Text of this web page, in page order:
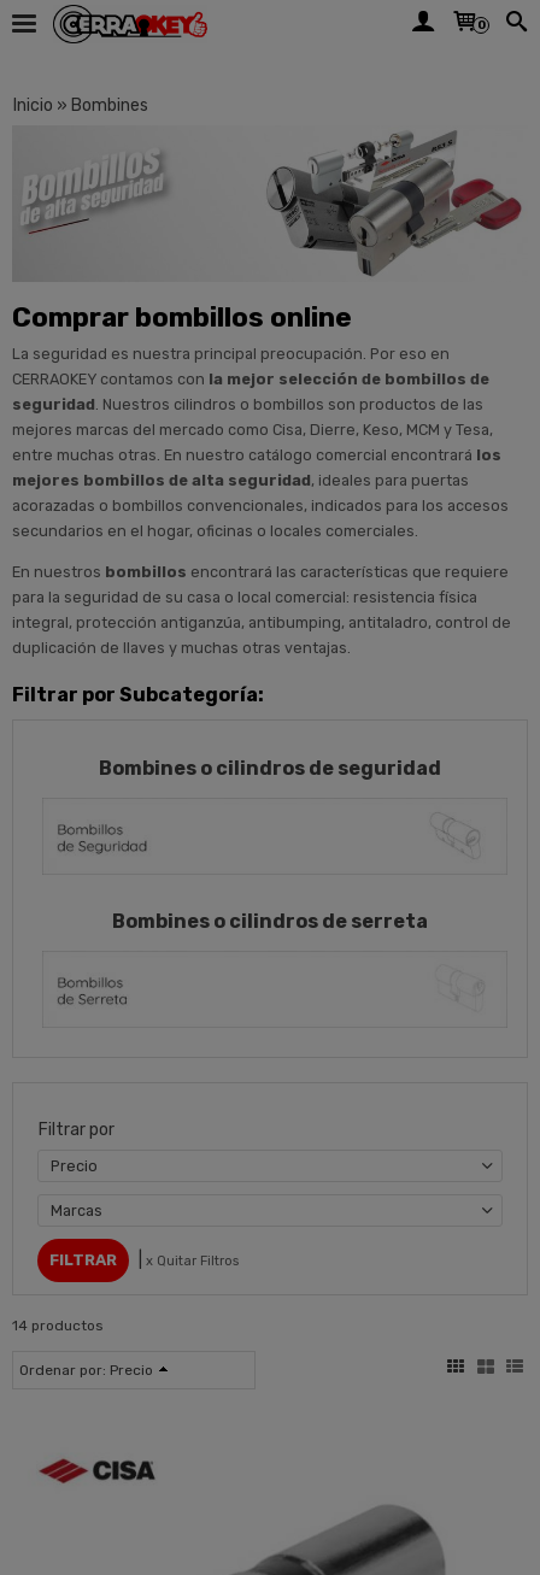
0
Inicio » Bombines
Comprar bombillos online
La seguridad es nuestra principal preocupación. Por eso en
CERRAOKEY contamos con la mejor selección de bombillos de
seguridad. Nuestros cilindros o bombillos son productos de las
mejores marcas del mercado como Cisa, Dierre, Keso, MCM y Tesa,
entre muchas otras. En nuestro catálogo comercial encontrará los
mejores bombillos de alta seguridad, ideales para puertas
acorazadas o bombillos convencionales, indicados para los accesos
secundarios en el hogar, oficinas o locales comerciales.
En nuestros bombillos encontrará las características que requiere
para la seguridad de su casa o local comercial: resistencia física
integral, protección antiganzúa, antibumping, antitaladro, control de
duplicación de llaves y muchas otras ventajas.
Filtrar por Subcategoría:
Bombines o cilindros de seguridad
Bombines o cilindros de serreta
Filtrar por
Precio
Marcas
x Quitar Filtros
14 productos
Ordenar por: Precio